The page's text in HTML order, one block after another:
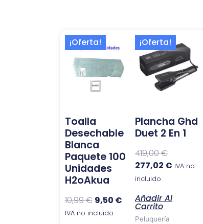
¡Oferta!
Toalla
Desechable
Blanca
Paquete 100
Unidades
H2oAkua
10,99€
El
precio
original
era:
10,99 €.
9,50 €
precio
actual
es:
IVA no incluido
¡Oferta!
Plancha Ghd
Duet 2 En 1
419,00€
El
precio
original
era:
419,00 €.
277,02 €
precio
actual
es:
277,02 €.
IVA no
incluido
Añadir Al
Carrito
Peluquería